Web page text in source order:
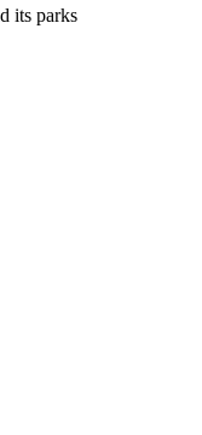
its parks